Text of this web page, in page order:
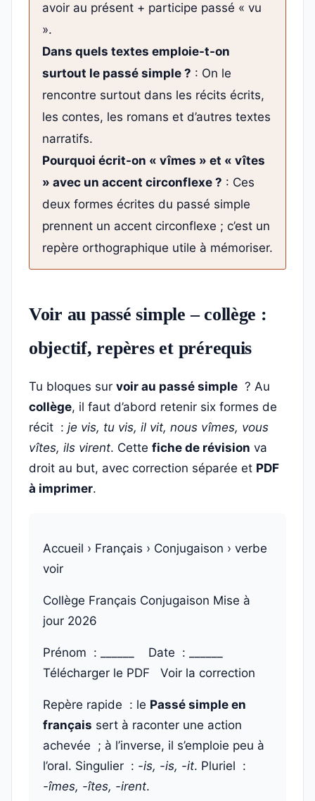
avoir au présent + participe passé « vu
».
Dans quels textes emploie-t-on
surtout le passé simple ? : On le
rencontre surtout dans les récits écrits,
les contes, les romans et d’autres textes
narratifs.
Pourquoi écrit-on « vîmes » et « vîtes
» avec un accent circonflexe ? : Ces
deux formes écrites du passé simple
prennent un accent circonflexe ; c’est un
repère orthographique utile à mémoriser.
Voir au passé simple – collège :
objectif, repères et prérequis
Tu bloques sur voir au passé simple ? Au
collège, il faut d’abord retenir six formes de
récit : je vis, tu vis, il vit, nous vîmes, vous
vîtes, ils virent. Cette fiche de révision va
droit au but, avec correction séparée et PDF
à imprimer.
Accueil › Français › Conjugaison › verbe
voir
Collège Français Conjugaison Mise à
jour 2026
Prénom : ______ Date : ______
Télécharger le PDF
Voir la correction
Repère rapide : le Passé simple en
français sert à raconter une action
achevée ; à l’inverse, il s’emploie peu à
l’oral. Singulier : -is, -is, -it. Pluriel :
-îmes, -îtes, -irent.